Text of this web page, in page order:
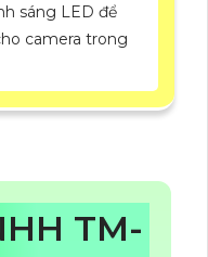
sáng LED để
camera trong
TM-